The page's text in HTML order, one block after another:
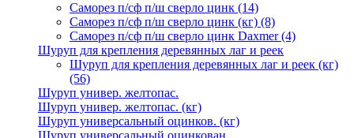
Саморез п/сф п/ш сверло цинк (14)
Саморез п/сф п/ш сверло цинк (кг) (8)
Саморез п/сф п/ш сверло цинк Daxmer(4)
Шуруп для крепления деревянных лаг и реек
Шуруп для крепления деревянных лаг и реек (кг)
(56)
Шуруп универ. желтопас.
Шуруп универ. желтопас. (кг)
Шуруп универсальный оцинков. (кг)
Шуруп универсальный оцинкован.